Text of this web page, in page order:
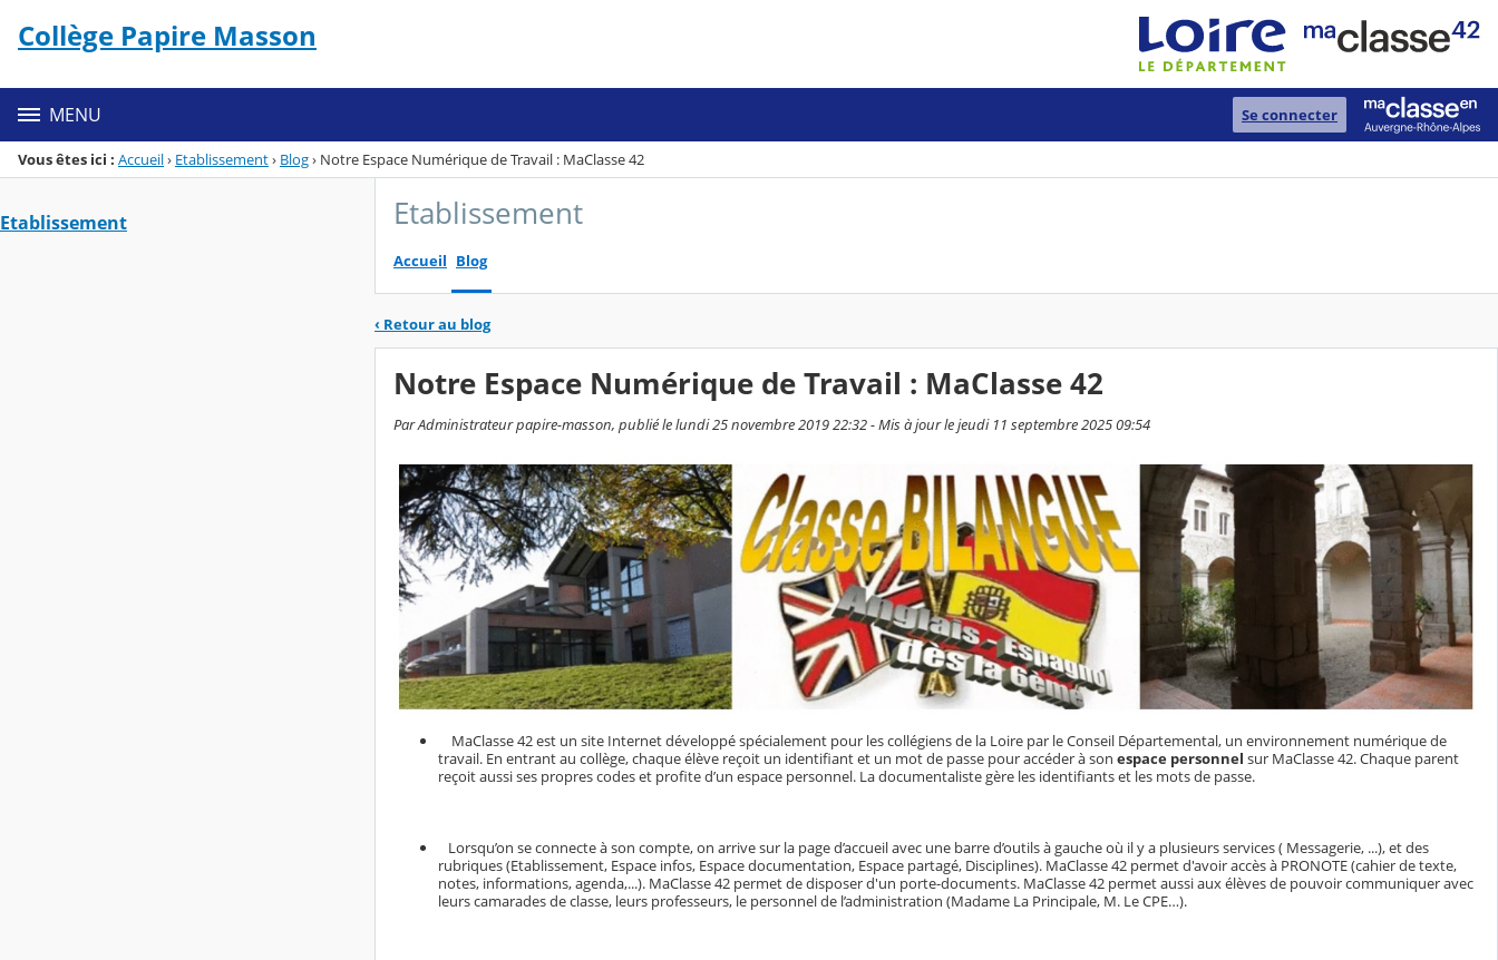
Menu de la rubrique
Contenu
Collège Papire Masson
MENU Se connecter
Vous êtes ici : Accueil› Etablissement› Blog› Notre Espace Numérique de Travail : MaClasse 42
Etablissement Etablissement
Accueil Blog
‹ Retour au blog
Notre Espace Numérique de Travail : MaClasse 42
Par Administrateur papire-masson, publié le lundi 25 novembre 2019 22:32 - Mis à jour le jeudi 11 septembre 2025 09:54
MaClasse 42 est un site Internet développé spécialement pour les collégiens de la Loire par le Conseil Départemental, un environnement numérique de
travail. En entrant au collège, chaque élève reçoit un identifiant et un mot de passe pour accéder à son espace personnel sur MaClasse 42. Chaque parent
reçoit aussi ses propres codes et profite d’un espace personnel. La documentaliste gère les identifiants et les mots de passe.
Lorsqu’on se connecte à son compte, on arrive sur la page d’accueil avec une barre d’outils à gauche où il y a plusieurs services ( Messagerie, ...), et des
rubriques (Etablissement, Espace infos, Espace documentation, Espace partagé, Disciplines). MaClasse 42 permet d'avoir accès à PRONOTE (cahier de texte,
notes, informations, agenda,...). MaClasse 42 permet de disposer d'un porte-documents. MaClasse 42 permet aussi aux élèves de pouvoir communiquer avec
leurs camarades de classe, leurs professeurs, le personnel de l’administration (Madame La Principale, M. Le CPE…).